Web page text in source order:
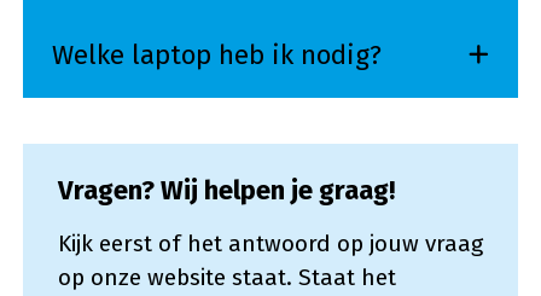
Welke laptop heb ik nodig?
Vragen? Wij helpen je graag!
Kijk eerst of het antwoord op jouw vraag
op onze website staat. Staat het